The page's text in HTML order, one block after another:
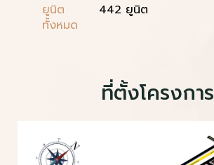
ยูนิต
ทั้งหมด
442 ยูนิต
ที่ตั้งโครงการ